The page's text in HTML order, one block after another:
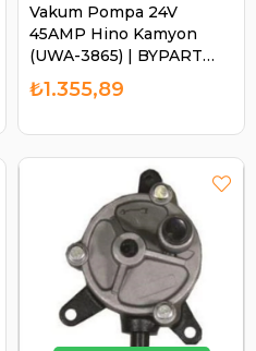
Vakum Pompa 24V
45AMP Hino Kamyon
(UWA-3865) | BYPART
UVP005
₺1.355,89